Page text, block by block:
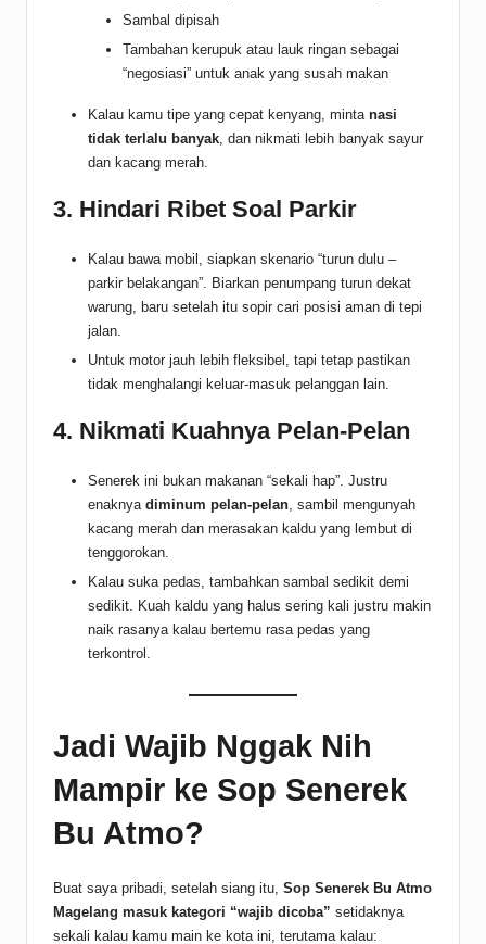
Sambal dipisah
Tambahan kerupuk atau lauk ringan sebagai
“negosiasi” untuk anak yang susah makan
Kalau kamu tipe yang cepat kenyang, minta nasi
tidak terlalu banyak, dan nikmati lebih banyak sayur
dan kacang merah.
3. Hindari Ribet Soal Parkir
Kalau bawa mobil, siapkan skenario “turun dulu –
parkir belakangan”. Biarkan penumpang turun dekat
warung, baru setelah itu sopir cari posisi aman di tepi
jalan.
Untuk motor jauh lebih fleksibel, tapi tetap pastikan
tidak menghalangi keluar-masuk pelanggan lain.
4. Nikmati Kuahnya Pelan-Pelan
Senerek ini bukan makanan “sekali hap”. Justru
enaknya diminum pelan-pelan, sambil mengunyah
kacang merah dan merasakan kaldu yang lembut di
tenggorokan.
Kalau suka pedas, tambahkan sambal sedikit demi
sedikit. Kuah kaldu yang halus sering kali justru makin
naik rasanya kalau bertemu rasa pedas yang
terkontrol.
Jadi Wajib Nggak Nih
Mampir ke Sop Senerek
Bu Atmo?
Buat saya pribadi, setelah siang itu, Sop Senerek Bu Atmo
Magelang masuk kategori “wajib dicoba” setidaknya
sekali kalau kamu main ke kota ini, terutama kalau: